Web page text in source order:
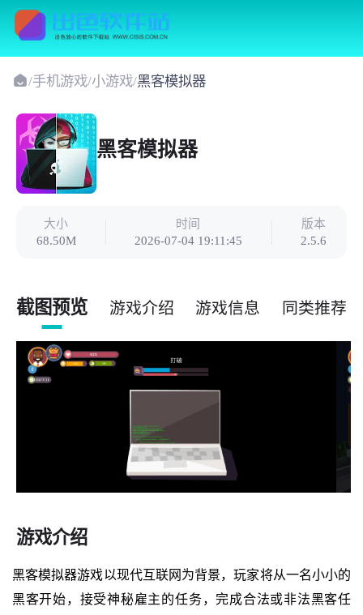
/手机游戏/小游戏/黑客模拟器
黑客模拟器
大小
68.50M
时间
2026-07-04 19:11:45
版本
2.5.6
截图预览 游戏介绍 游戏信息 同类推荐
游戏介绍
黑客模拟器游戏以现代互联网为背景，玩家将从一名小小的
黑客开始，接受神秘雇主的任务，完成合法或非法黑客任